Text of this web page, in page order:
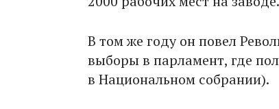
В том же году он повел
выборы в парламент, где
в Национальном собрании).